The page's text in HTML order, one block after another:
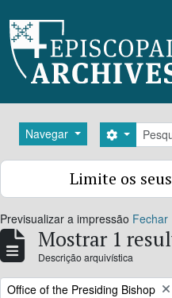
Navegar Search
Limite os
Previsualizar a impressão Fechar
Mostrar 1
Descrição arquivística
Remove filter:
Office of the Presiding Bishop